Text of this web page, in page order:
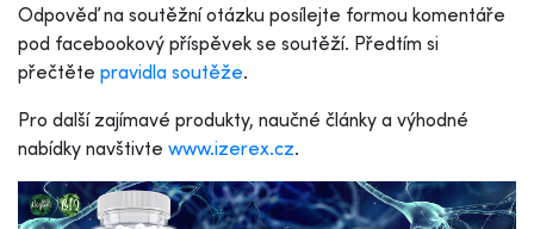
Odpověď na soutěžní otázku posílejte formou komentáře
pod facebookový příspěvek se soutěží. Předtím si
přečtěte pravidla soutěže.
Pro další zajímavé produkty, naučné články a výhodné
nabídky navštivte www.izerex.cz.